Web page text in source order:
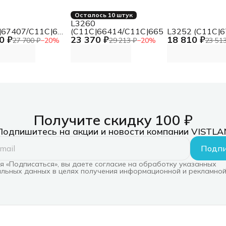
₽27 700 ₽−20%
C11CJ67414/C11CJ67421/C11CJ67519/
х 1440,
Осталось 10 штук
23 370 ₽29 213 ₽−20%
L3260
(C11CJ66414/C11CJ66507/
18 810 ₽23
L3252
Получите скидку 100 ₽
на акции и новости компании
«Подписаться», вы даете согласие на обработку указанных
данных в целях получения информационной и